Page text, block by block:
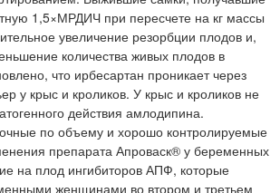
1,5×МРДИЧ при пересчете на кг массы
увеличение резорбции плодов и,
количества живых плодов в
что ирбесартан проникает через
у крыс и кроликов. У крыс и кроликов не
действия амлодипина.
по объему и хорошо контролируемые
препарата Апроваск® у беременных
на плод ингибиторов АПФ, которые
женщинами во втором и третьем